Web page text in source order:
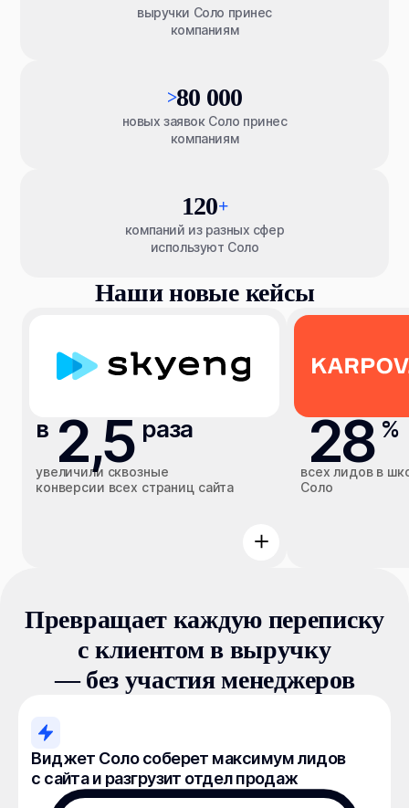
выручки Соло принес
компаниям
>80 000
новых заявок Соло принес
компаниям
120+
компаний из разных сфер
используют Соло
Наши новые кейсы
в 2,5 раза
увеличили сквозные
конверсии всех страниц сайта
28 %
всех лидов в
Соло
Превращает каждую переписку
с клиентом в выручку
— без участия менеджеров
Виджет Соло соберет максимум лидов
с сайта и разгрузит отдел продаж